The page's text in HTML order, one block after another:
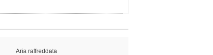
Aria raffreddata